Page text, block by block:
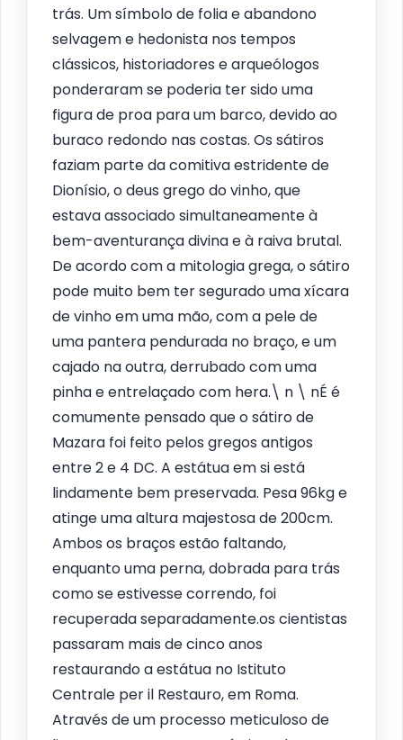
trás. Um símbolo de folia e abandono
selvagem e hedonista nos tempos
clássicos, historiadores e arqueólogos
ponderaram se poderia ter sido uma
figura de proa para um barco, devido ao
buraco redondo nas costas. Os sátiros
faziam parte da comitiva estridente de
Dionísio, o deus grego do vinho, que
estava associado simultaneamente à
bem-aventurança divina e à raiva brutal.
De acordo com a mitologia grega, o sátiro
pode muito bem ter segurado uma xícara
de vinho em uma mão, com a pele de
uma pantera pendurada no braço, e um
cajado na outra, derrubado com uma
pinha e entrelaçado com hera.\ n \ nÉ é
comumente pensado que o sátiro de
Mazara foi feito pelos gregos antigos
entre 2 e 4 DC. A estátua em si está
lindamente bem preservada. Pesa 96kg e
atinge uma altura majestosa de 200cm.
Ambos os braços estão faltando,
enquanto uma perna, dobrada para trás
como se estivesse correndo, foi
recuperada separadamente.os cientistas
passaram mais de cinco anos
restaurando a estátua no Istituto
Centrale per il Restauro, em Roma.
Através de um processo meticuloso de